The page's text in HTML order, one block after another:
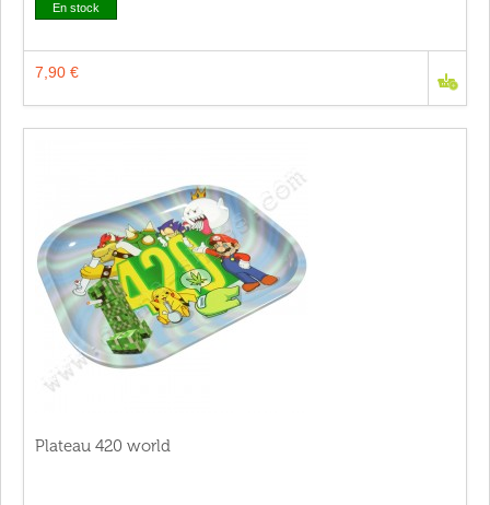
En stock
7,90 €
Plateau 420 world